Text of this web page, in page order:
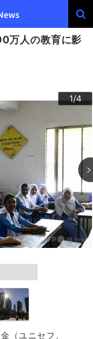
万人の教育に影
1/4
2/4
3/4
4/4
（ユニセフ、